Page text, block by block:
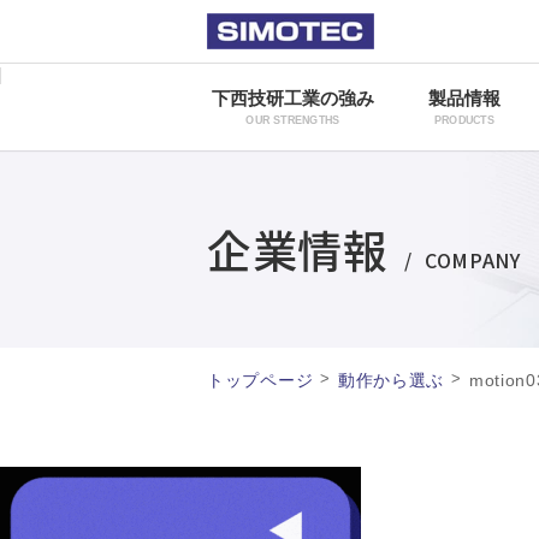
下西技研工業の強み
OUR STRENGTHS
製品情報
PRODUCTS
企業情報 COMPANY
トップページ > 動作から選ぶ >